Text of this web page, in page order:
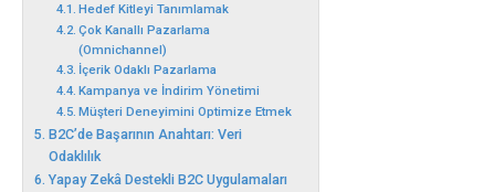
Hedef Kitleyi Tanımlamak
Çok Kanallı Pazarlama
(Omnichannel)
İçerik Odaklı Pazarlama
Kampanya ve İndirim Yönetimi
Müşteri Deneyimini Optimize Etmek
B2C’de Başarının Anahtarı: Veri
Odaklılık
Yapay Zekâ Destekli B2C Uygulamaları